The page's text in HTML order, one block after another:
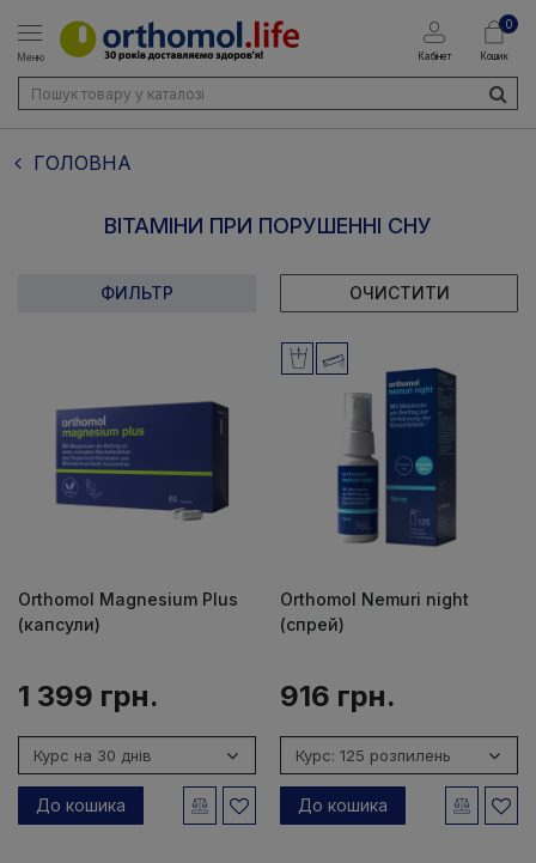
Меню Кабінет
0
Кошик
ГОЛОВНА
ВІТАМІНИ ПРИ ПОРУШЕННІ СНУ
ФИЛЬТР ОЧИСТИТИ
Orthomol Magnesium Plus
(капсули)
1 399 грн.
До кошика
Orthomol Nemuri night
(спрей)
916 грн.
До кошика